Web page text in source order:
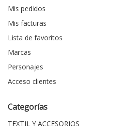
Mis pedidos
Mis facturas
Lista de favoritos
Marcas
Personajes
Acceso clientes
Categorías
TEXTIL Y ACCESORIOS